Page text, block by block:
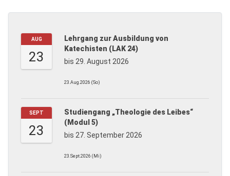
AUG
23
Lehrgang zur Ausbildung von
Katechisten (LAK 24)
bis 29. August 2026
23.Aug.2026 (So)
SEPT
23
Studiengang „Theologie des Leibes“
(Modul 5)
bis 27. September 2026
23.Sept.2026 (Mi)